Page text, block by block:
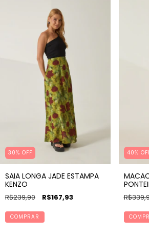
30% OFF
SAIA LONGA JADE ESTAMPA
KENZO
R$239,90 R$167,93
COMPRAR
40%